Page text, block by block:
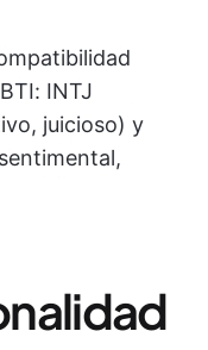
INTJ
juicioso) y